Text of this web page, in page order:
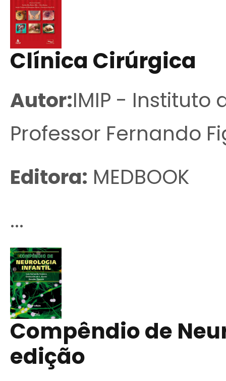
Clínica Cirúrgica
Autor:IMIP - Instituto
Professor Fernando
Editora: MEDBOOK
...
Compêndio de
edição